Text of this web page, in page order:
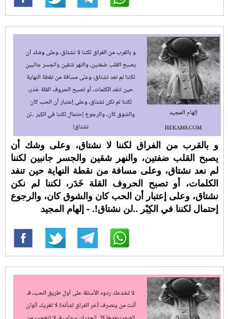
و بالقرب من الفراق لكننا لا نشتاق، وعلى وشك أن
يصبح القلب ضفتين، والنهر شقين والجسر جانبين لكننا
لم نعد نشتاق، وعلى مسافة من نقطة النهاية حين تنفد
الكلمات، أو تصبح الحروف القلة خَدَر، لكننا لم نكن
نشتاق، وعلى إعتبار أن الحب كان والشوق كان، والرجوع
إحتمال لكننا في الكِبْر ..لن نشتاق!. - إلهام المجيد